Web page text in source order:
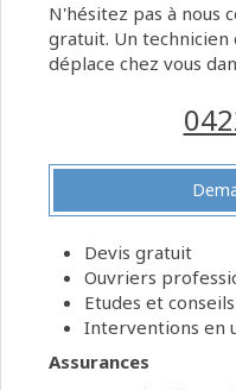
N'hésitez pas à nous
gratuit. Un technicien
déplace chez vous
Devis gratuit
Ouvriers
Etudes et
Interventions en
Assurances